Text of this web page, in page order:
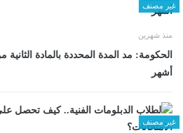
غير مصنف
منذ شهرين
أشهر
غير مصنف